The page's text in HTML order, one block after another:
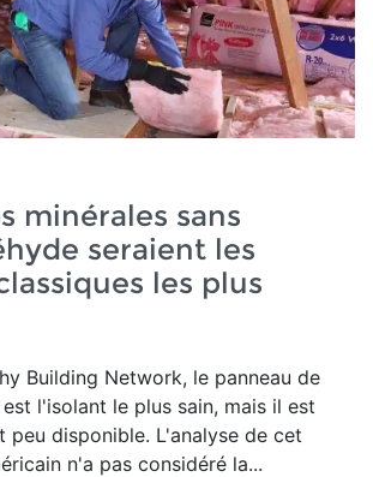
minérales sans
seraient les
les plus
Building Network, le panneau de
l'isolant le plus sain, mais il est
peu disponible. L'analyse de cet
n'a pas considéré la...